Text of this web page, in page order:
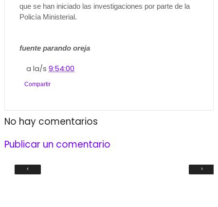
que se han iniciado las investigaciones por parte de la
Policía Ministerial.
fuente parando oreja
a la/s9:54:00
Compartir
No hay comentarios
Publicar un comentario
‹ ›